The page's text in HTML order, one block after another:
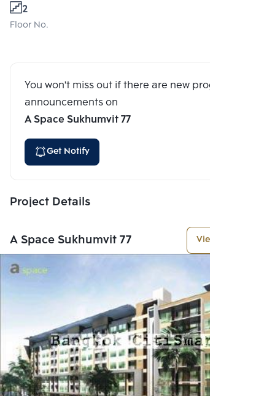
2
Floor No.
You won't miss out if there are new program
announcements on
A Space Sukhumvit 77
Get Notify
Project Details
A Space Sukhumvit 77 View More